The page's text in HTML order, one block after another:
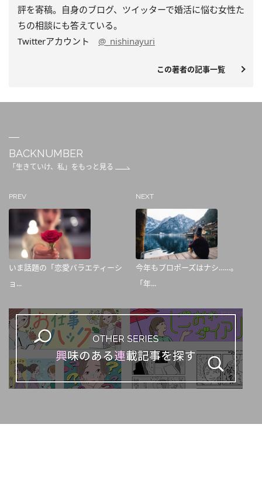
評を寄稿。自身のブログ、ツイッターで婚活に悩む女性た
ちの相談にも答えている。
Twitterアカウント @_nishinayuri
この著者の記事一覧
BACKNUMBER
「生きていけ、私」をもっと見る
PREV
いま話題の「恋愛バラエティーシ
ョ...
NEXT
今年もプロポーズはナシ……。
「年...